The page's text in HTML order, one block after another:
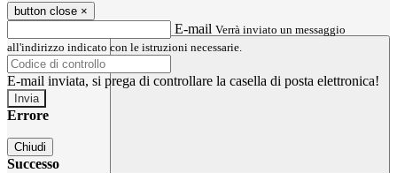
button close ×
E-mail Verrà inviato un messaggio
all'indirizzo indicato con le istruzioni necessarie.
E-mail inviata, si prega di controllare la casella di posta elettronica!
Errore
Chiudi
Successo